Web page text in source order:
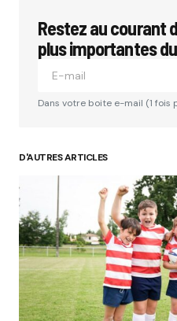
Restez au courant
plus importantes
Dans votre boite e-mail (1 fois
D'AUTRES ARTICLES